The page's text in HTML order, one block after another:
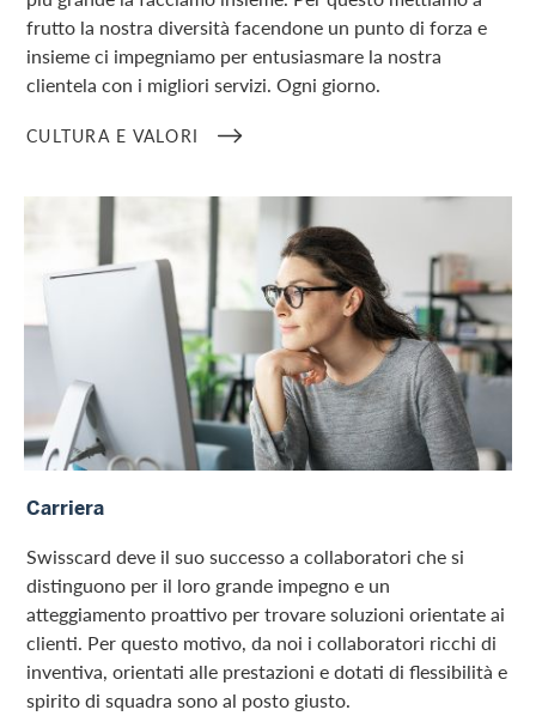
frutto la nostra diversità facendone un punto di forza e
insieme ci impegniamo per entusiasmare la nostra
clientela con i migliori servizi. Ogni giorno.
CULTURA E VALORI
Carriera
Carriera
Swisscard deve il suo successo a collaboratori che si
distinguono per il loro grande impegno e un
atteggiamento proattivo per trovare soluzioni orientate ai
clienti. Per questo motivo, da noi i collaboratori ricchi di
inventiva, orientati alle prestazioni e dotati di flessibilità e
spirito di squadra sono al posto giusto.